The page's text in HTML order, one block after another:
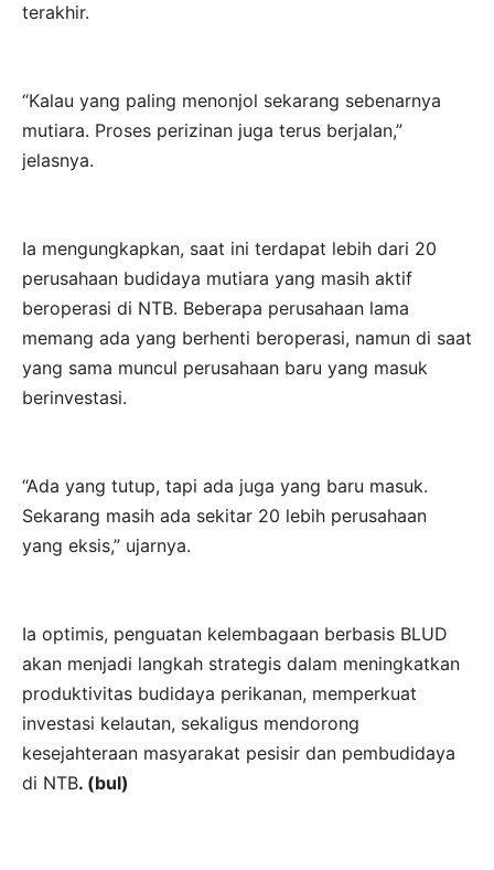
terakhir.
“Kalau yang paling menonjol sekarang sebenarnya
mutiara. Proses perizinan juga terus berjalan,”
jelasnya.
Ia mengungkapkan, saat ini terdapat lebih dari 20
perusahaan budidaya mutiara yang masih aktif
beroperasi di NTB. Beberapa perusahaan lama
memang ada yang berhenti beroperasi, namun di saat
yang sama muncul perusahaan baru yang masuk
berinvestasi.
“Ada yang tutup, tapi ada juga yang baru masuk.
Sekarang masih ada sekitar 20 lebih perusahaan
yang eksis,” ujarnya.
Ia optimis, penguatan kelembagaan berbasis BLUD
akan menjadi langkah strategis dalam meningkatkan
produktivitas budidaya perikanan, memperkuat
investasi kelautan, sekaligus mendorong
kesejahteraan masyarakat pesisir dan pembudidaya
di NTB. (bul)